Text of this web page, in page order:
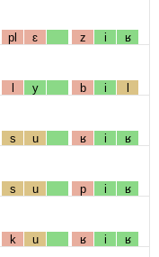
pl ɛ z i ʁ
l y b i l
s u ʁ i ʁ
s u p i ʁ
k u ʁ i ʁ